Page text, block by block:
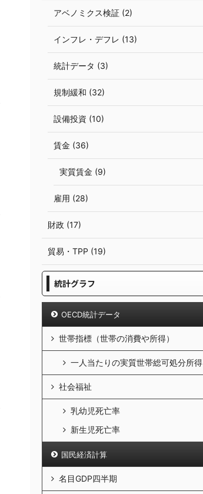
アベノミクス検証 (2)
インフレ・デフレ (13)
統計データ (3)
規制緩和 (32)
設備投資 (10)
賃金 (36)
実質賃金 (9)
雇用 (28)
財政 (17)
貿易・TPP (19)
統計グラフ
OECD統計データ
世帯指標（世帯の消費や所得）
一人当たりの実質世帯総可処分所得
社会福祉
乳幼児死亡率
新生児死亡率
国民経済計算
名目GDP四半期